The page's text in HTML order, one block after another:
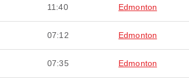
11:40 Edmonton
07:12 Edmonton
07:35 Edmonton